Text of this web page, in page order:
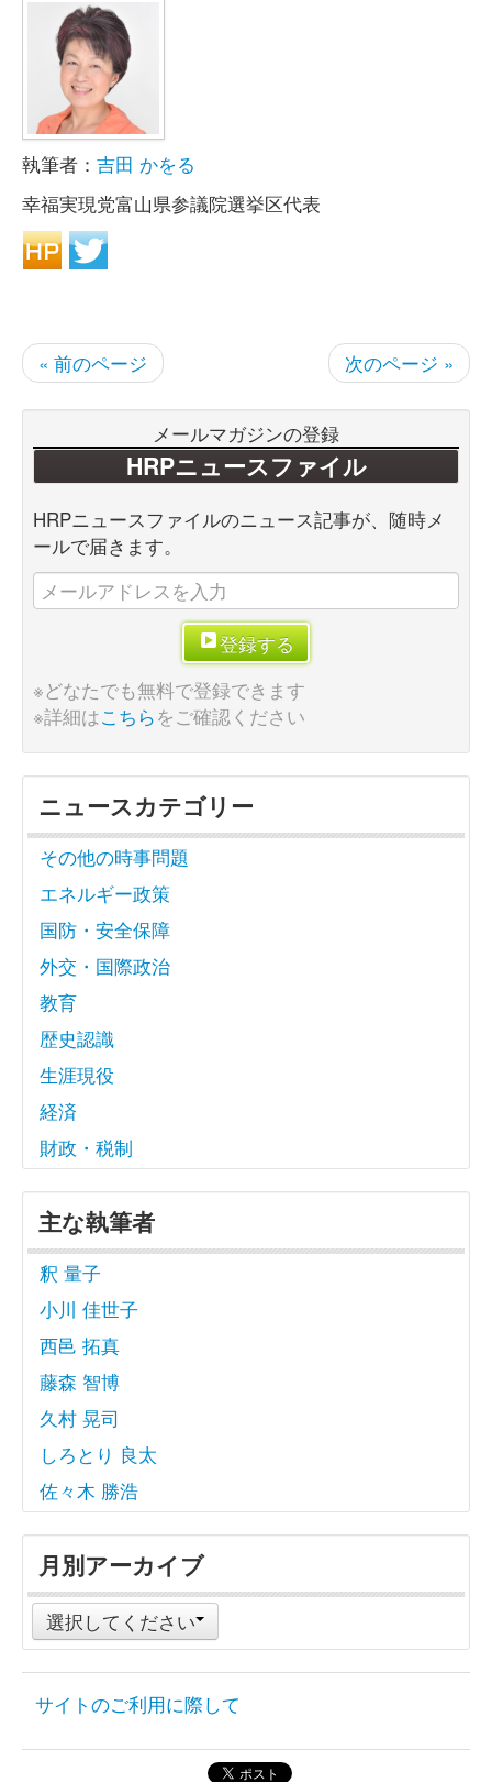
執筆者： 吉田 かをる
幸福実現党富山県参議院選挙区代表
« 前のページ 次のページ »
メールマガジンの登録
HRPニュースファイル
HRPニュースファイルのニュース記事が、随時メ
ールで届きます。
登録する
※どなたでも無料で登録できます
※詳細はこちらをご確認ください
ニュースカテゴリー
その他の時事問題
エネルギー政策
国防・安全保障
外交・国際政治
教育
歴史認識
生涯現役
経済
財政・税制
主な執筆者
釈 量子
小川 佳世子
西邑 拓真
藤森 智博
久村 晃司
しろとり 良太
佐々木 勝浩
月別アーカイブ
選択してください
サイトのご利用に際して